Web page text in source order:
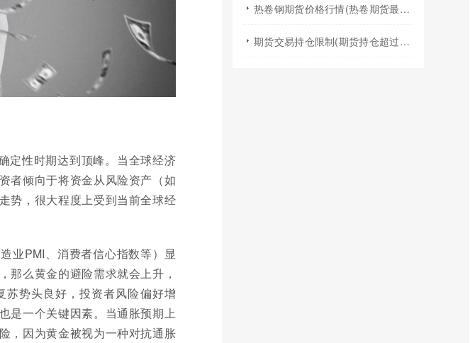
定性时期达到顶峰。当全球经济
者倾向于将资金从风险资产（如
势，很大程度上受到当前全球经
业PMI、消费者信心指数等）显
那么黄金的避险需求就会上升，
势头良好，投资者风险偏好增
是一个关键因素。当通胀预期上
，因为黄金被视为一种对抗通胀
热卷钢期货价格行情(热卷期货最新行情今天)
期货交易持仓限制(期货持仓超过持仓限额)